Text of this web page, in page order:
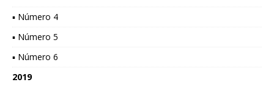
▪ Número 4
▪ Número 5
▪ Número 6
2019